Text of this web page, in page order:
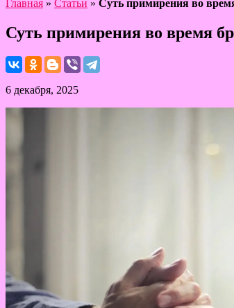
Главная » Статьи » Суть примирения во
Суть примирения во время
6 декабря, 2025